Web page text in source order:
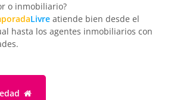
o inmobiliario?
Livre atiende bien desde el
hasta los agentes inmobiliarios con